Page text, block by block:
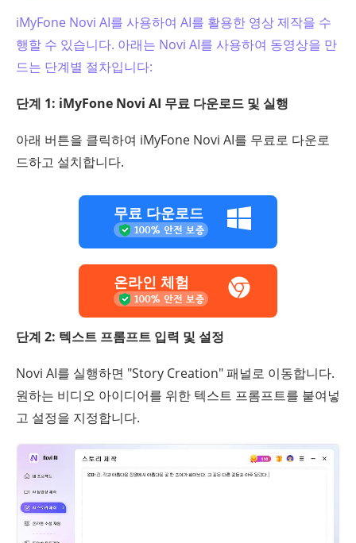
iMyFone Novi AI를 사용하여 AI를 활용한 영상 제작을 수
행할 수 있습니다. 아래는 Novi AI를 사용하여 동영상을 만
드는 단계별 절차입니다:
단계 1: iMyFone Novi AI 무료 다운로드 및 실행
아래 버튼을 클릭하여 iMyFone Novi AI를 무료로 다운로
드하고 설치합니다.
무료 다운로드
온라인 체험
단계 2: 텍스트 프롬프트 입력 및 설정
Novi AI를 실행하면 "Story Creation" 패널로 이동합니다.
원하는 비디오 아이디어를 위한 텍스트 프롬프트를 붙여넣
고 설정을 지정합니다.